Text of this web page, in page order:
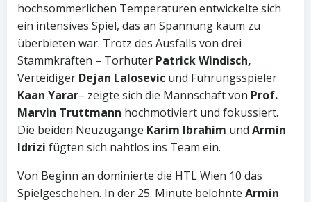
hochsommerlichen Temperaturen entwickelte sich
ein intensives Spiel, das an Spannung kaum zu
überbieten war. Trotz des Ausfalls von drei
Stammkräften – Torhüter Patrick Windisch,
Verteidiger Dejan Lalosevic und Führungsspieler
Kaan Yarar– zeigte sich die Mannschaft von Prof.
Marvin Truttmann hochmotiviert und fokussiert.
Die beiden Neuzugänge Karim Ibrahim und Armin
Idrizi fügten sich nahtlos ins Team ein.
Von Beginn an dominierte die HTL Wien 10 das
Spielgeschehen. In der 25. Minute belohnte Armin